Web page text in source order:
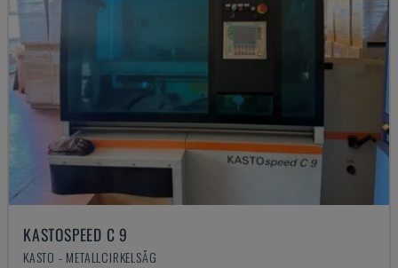
KASTOSPEED C 9
KASTO - METALLCIRKELSÅG